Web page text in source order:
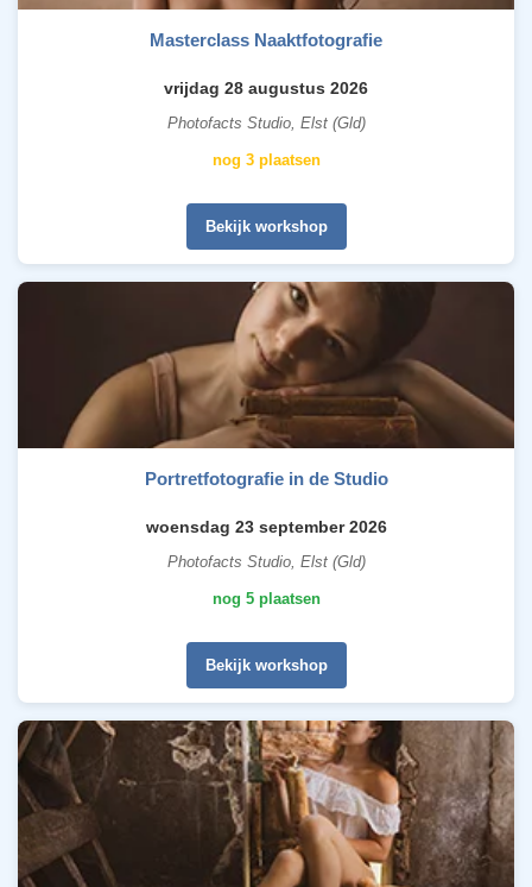
Masterclass Naaktfotografie
vrijdag 28 augustus 2026
Photofacts Studio, Elst (Gld)
nog 3 plaatsen
Bekijk workshop
Portretfotografie in de Studio
woensdag 23 september 2026
Photofacts Studio, Elst (Gld)
nog 5 plaatsen
Bekijk workshop